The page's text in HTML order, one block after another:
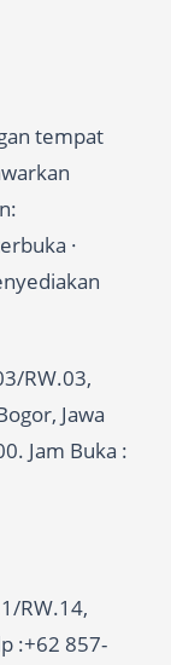
tempat
·
RW.03,
Jawa
Jam Buka :
RW.14,
:+62 857-